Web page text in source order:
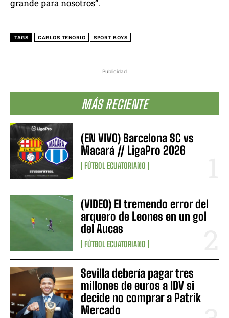
Publicidad
MÁS RECIENTE
(EN VIVO) Barcelona SC vs
Macará // LigaPro 2026
FÚTBOL ECUATORIANO
(VIDEO) El tremendo error del
arquero de Leones en un gol
del Aucas
FÚTBOL ECUATORIANO
Sevilla debería pagar tres
millones de euros a IDV si
decide no comprar a Patrik
Mercado
grande para nosotros”.
TAGS CARLOS TENORIO SPORT BOYS